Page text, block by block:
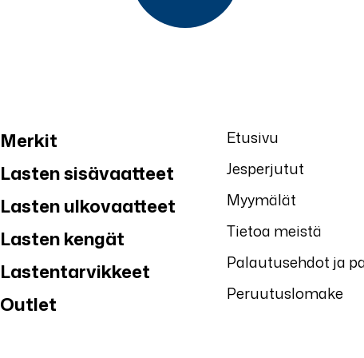
Merkit
Lasten sisävaatteet
Lasten ulkovaatteet
Lasten kengät
Lastentarvikkeet
Outlet
Etusivu
Jesperjutut
Myymälät
Tietoa meistä
Palautusehdot ja
Peruutuslomake